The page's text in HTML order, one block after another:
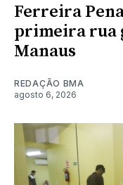
Ferreira
primeira rua
Manaus
REDAÇÃO BMA
agosto 6, 2026